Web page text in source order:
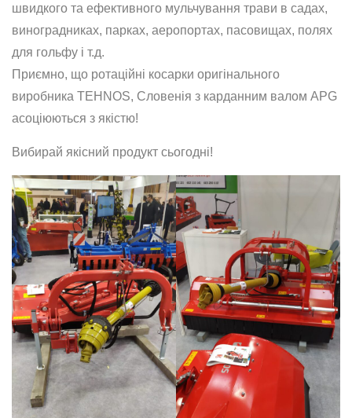
швидкого та ефективного мульчування трави в садах,
виноградниках, парках, аеропортах, пасовищах, полях
для гольфу і т.д.
Приємно, що ротаційні косарки оригінального
виробника TEHNOS, Словенія з карданним валом APG
асоціюються з якістю!
Вибирай якісний продукт сьогодні!